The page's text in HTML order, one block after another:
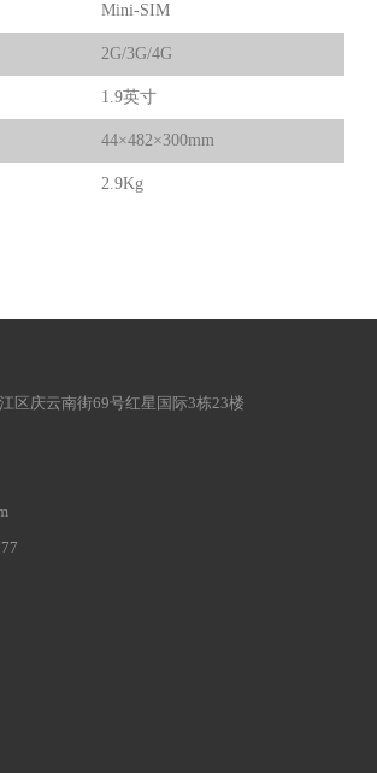
Mini-SIM
2G/3G/4G
1.9英寸
44×482×300mm
2.9Kg
区庆云南街69号红星国际3栋23楼